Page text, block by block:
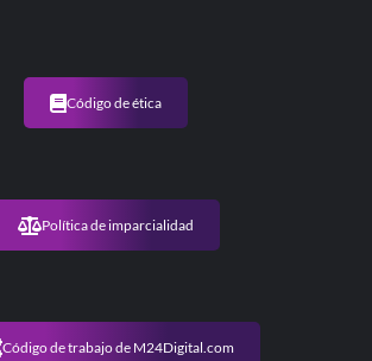
Código de ética
Política de imparcialidad
Código de trabajo de M24Digital.com